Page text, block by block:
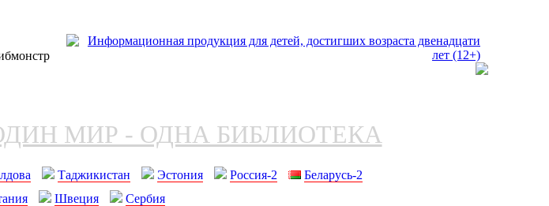
МИР - ОДНА БИБЛИОТЕКА
Таджикистан Эстония Россия-2
Беларусь-2
Швеция Сербия